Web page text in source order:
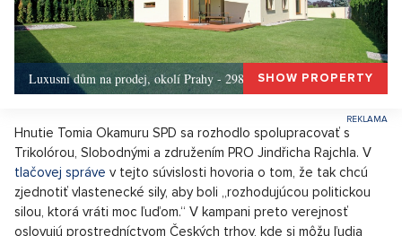
Luxusní dům na prodej, okolí Prahy - 298m, Okolí Prahy
SHOW PROPERTY
Hnutie Tomia Okamuru SPD sa rozhodlo spolupracovať s
Trikolórou, Slobodnými a združením PRO Jindřicha Rajchla. V
tlačovej správe v tejto súvislosti hovoria o tom, že tak chcú
zjednotiť vlastenecké sily, aby boli „rozhodujúcou politickou
silou, ktorá vráti moc ľuďom.“ V kampani preto verejnosť
oslovujú prostredníctvom Českých trhov, kde si môžu ľudia